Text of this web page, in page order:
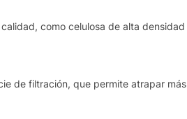
como celulosa de alta
de filtración, que permite atrapar